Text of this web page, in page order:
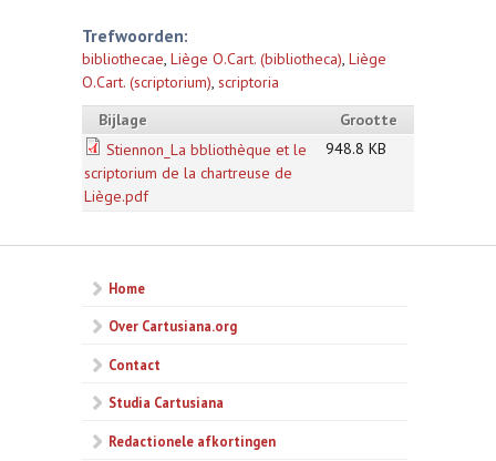
Trefwoorden:
bibliothecae, Liège O.Cart. (bibliotheca), Liège
O.Cart. (scriptorium), scriptoria
Bijlage
Grootte
Stiennon_La bbliothèque et le
scriptorium de la chartreuse de
Liège.pdf
948.8 KB
Home
Over Cartusiana.org
Contact
Studia Cartusiana
Redactionele afkortingen